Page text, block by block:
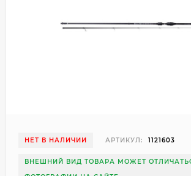
НЕТ В НАЛИЧИИ АРТИКУЛ: 1121603
ВНЕШНИЙ ВИД ТОВАРА МОЖЕТ